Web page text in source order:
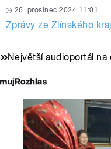
26. prosinec 2024 11:01
Zprávy ze Zlínského
Největší audioportál